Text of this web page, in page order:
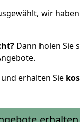
wir haben
Dann holen Sie
erhalten Sie